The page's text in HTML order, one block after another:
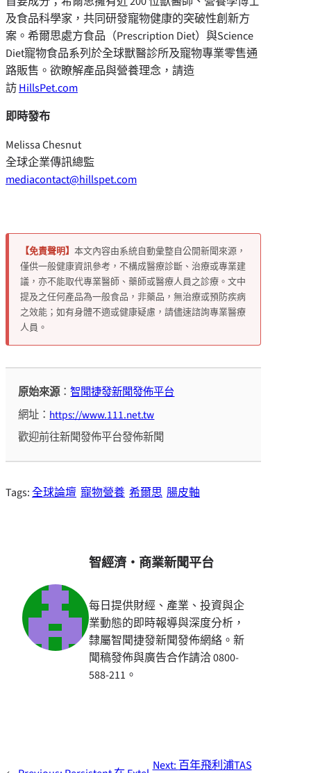
及食品科學家，共同研發寵物健康的突破性創新方
案。希爾思處方食品（Prescription Diet）與Science
Diet寵物食品系列於全球獸醫診所及寵物專業零售通
路販售。欲瞭解產品與營養理念，請造
訪HillsPet.com
即時發布
Melissa Chesnut
全球企業傳訊總監
mediacontact@hillspet.com
【免責聲明】 本文內容由系統自動彙整自公開新聞來源，
僅供一般健康資訊參考，不構成醫療診斷、治療或專業建
議，亦不能取代專業醫師、藥師或醫療人員之診療。文中
提及之任何產品為一般食品，非藥品，無治療或預防疾病
之效能；如有身體不適或健康疑慮，請儘速諮詢專業醫療
人員。
原始來源：智聞捷發新聞發佈平台
網址： https://www.111.net.tw
歡迎前往新聞發佈平台發佈新聞
Tags:全球論壇 寵物營養 希爾思 腸皮軸
智經濟・商業新聞平台
每日提供財經、產業、投資與企
業動態的即時報導與深度分析，
隸屬智聞捷發新聞發佈網絡。新
聞稿發佈與廣告合作請洽 0800-
588-211。
Next: 百年飛利浦TAS